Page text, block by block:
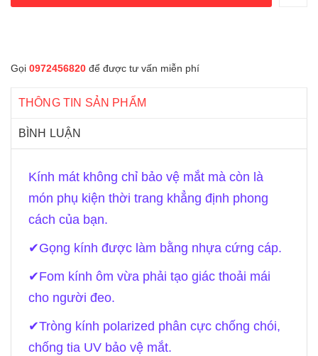
Gọi 0972456820 để được tư vấn miễn phí
THÔNG TIN SẢN PHẨM
BÌNH LUẬN
Kính mát không chỉ bảo vệ mắt mà còn là
món phụ kiện thời trang khẳng định phong
cách của bạn.
✔Gọng kính được làm bằng nhựa cứng cáp.
✔Fom kính ôm vừa phải tạo giác thoải mái
cho người đeo.
✔Tròng kính polarized phân cực chống chói,
chống tia UV bảo vệ mắt.